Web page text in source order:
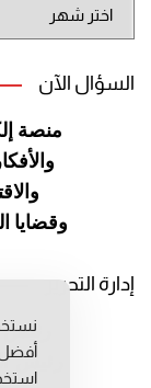
الموقع
السؤال الآن
منصة
وقضايا
إدارة التحرير
رئيس
رئيس
أفضل